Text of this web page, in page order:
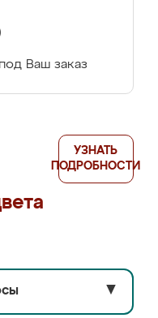
Ваш заказ
УЗНАТЬ
ПОДРОБНОСТИ
▼